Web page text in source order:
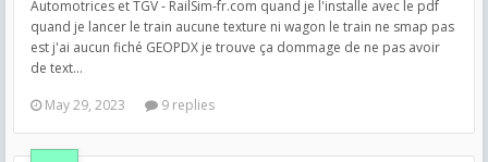
Automotrices et TGV - RailSim-fr.com quand je l'installe avec le pdf
quand je lancer le train aucune texture ni wagon le train ne smap pas
est j'ai aucun fiché GEOPDX je trouve ça dommage de ne pas avoir
de text...
May 29, 2023
9 replies